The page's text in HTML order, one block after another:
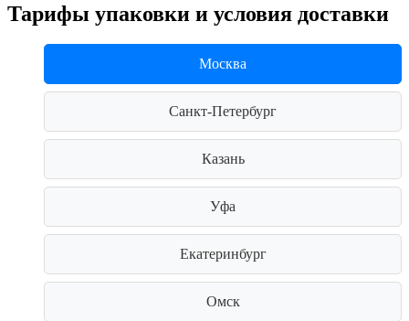
Тарифы упаковки и условия доставки
Москва
Санкт-Петербург
Казань
Уфа
Екатеринбург
Омск